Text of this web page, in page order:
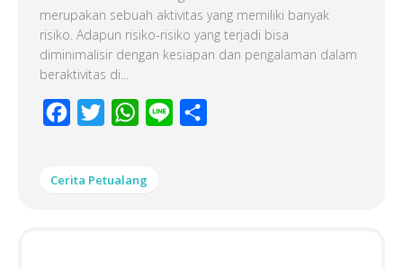
merupakan sebuah aktivitas yang memiliki banyak
risiko. Adapun risiko-risiko yang terjadi bisa
diminimalisir dengan kesiapan dan pengalaman dalam
beraktivitas di...
Facebook
Twitter WhatsApp
Line
Cerita Petualang